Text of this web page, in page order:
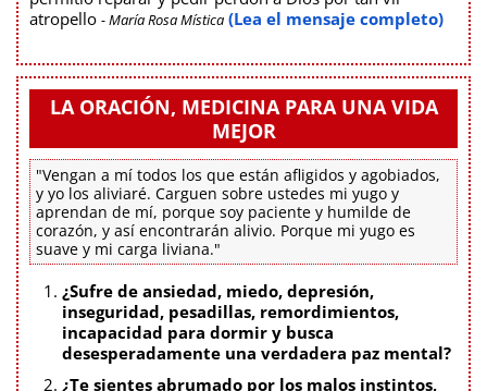
atropello - María Rosa Mística (Lea el mensaje completo)
LA ORACIÓN, MEDICINA PARA UNA VIDA
MEJOR
"Vengan a mí todos los que están afligidos y agobiados,
y yo los aliviaré. Carguen sobre ustedes mi yugo y
aprendan de mí, porque soy paciente y humilde de
corazón, y así encontrarán alivio. Porque mi yugo es
suave y mi carga liviana."
¿Sufre de ansiedad, miedo, depresión,
inseguridad, pesadillas, remordimientos,
incapacidad para dormir y busca
desesperadamente una verdadera paz mental?
¿Te sientes abrumado por los malos instintos,